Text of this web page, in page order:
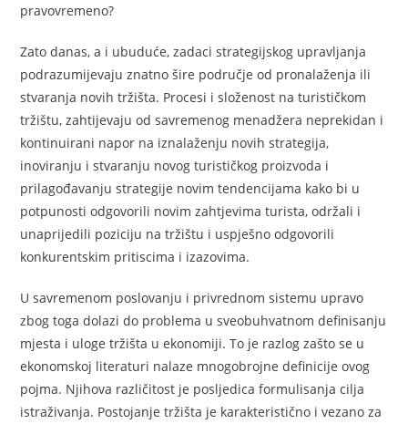
pravovremeno?
Zato danas, a i ubuduće, zadaci strategijskog upravljanja
podrazumijevaju znatno šire područje od pronalaženja ili
stvaranja novih tržišta. Procesi i složenost na turističkom
tržištu, zahtijevaju od savremenog menadžera neprekidan i
kontinuirani napor na iznalaženju novih strategija,
inoviranju i stvaranju novog turističkog proizvoda i
prilagođavanju strategije novim tendencijama kako bi u
potpunosti odgovorili novim zahtjevima turista, održali i
unaprijedili poziciju na tržištu i uspješno odgovorili
konkurentskim pritiscima i izazovima.
U savremenom poslovanju i privrednom sistemu upravo
zbog toga dolazi do problema u sveobuhvatnom definisanju
mjesta i uloge tržišta u ekonomiji. To je razlog zašto se u
ekonomskoj literaturi nalaze mnogobrojne definicije ovog
pojma. Njihova različitost je posljedica formulisanja cilja
istraživanja. Postojanje tržišta je karakteristično i vezano za